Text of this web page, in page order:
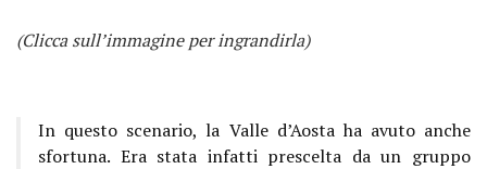
(Clicca sull’immagine per ingrandirla)
In questo scenario, la Valle d’Aosta ha avuto anche
sfortuna. Era stata infatti prescelta da un gruppo